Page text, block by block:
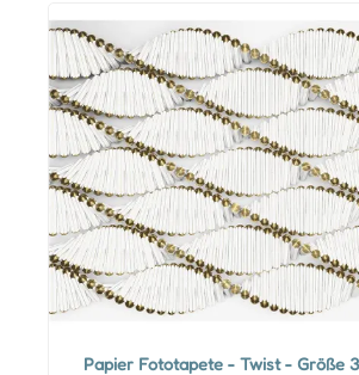
Papier Fototapete - Twist - Größe